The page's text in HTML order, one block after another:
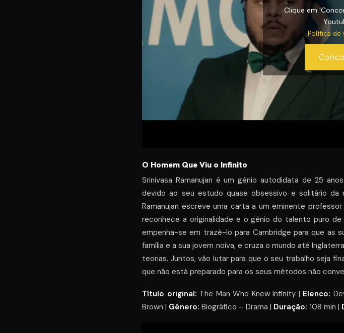
Clique em
Política de
O Homem Que Viu o Infinito
Srinivasa Ramanujan é um génio autodidata de 25
devido ao seu estudo quase obsessivo e solitário da
Ramanujan escreve uma carta a um eminente
reconhece a originalidade e o génio do talento puro
empenha-se em trazê-lo para Cambridge para que as
família e a sua jovem noiva, e cruza o mundo até
teorias. Juntos, vão lutar para que o seu trabalho seja
que não está preparado para os seus métodos não
Título original: The Man Who Knew Infinity | Elenco:
Brown | Género: Biográfico – Drama | Duração: 108 min |